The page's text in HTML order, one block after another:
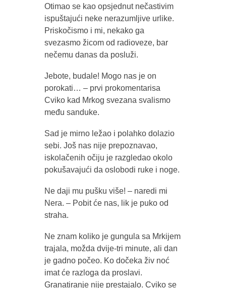
Otimao se kao opsjednut nečastivim
ispuštajući neke nerazumljive urlike.
Priskočismo i mi, nekako ga
svezasmo žicom od radioveze, bar
nečemu danas da posluži.
Jebote, budale! Mogo nas je on
porokati… – prvi prokomentarisa
Cviko kad Mrkog svezana svalismo
među sanduke.
Sad je mirno ležao i polahko dolazio
sebi. Još nas nije prepoznavao,
iskolačenih očiju je razgledao okolo
pokušavajući da oslobodi ruke i noge.
Ne daji mu pušku više! – naredi mi
Nera. – Pobit će nas, lik je puko od
straha.
Ne znam koliko je gungula sa Mrkijem
trajala, možda dvije-tri minute, ali dan
je gadno počeo. Ko dočeka živ noć
imat će razloga da proslavi.
Granatiranje nije prestajalo. Cviko se